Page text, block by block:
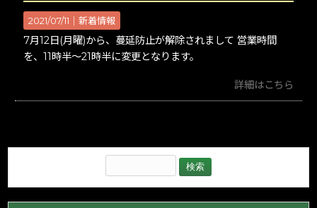
2021/07/11｜新着情報
7月12日(月曜)から、蔓延防止が解除されまして 営業時間
を、11時半〜21時半に変更となります。
詳細はこちら